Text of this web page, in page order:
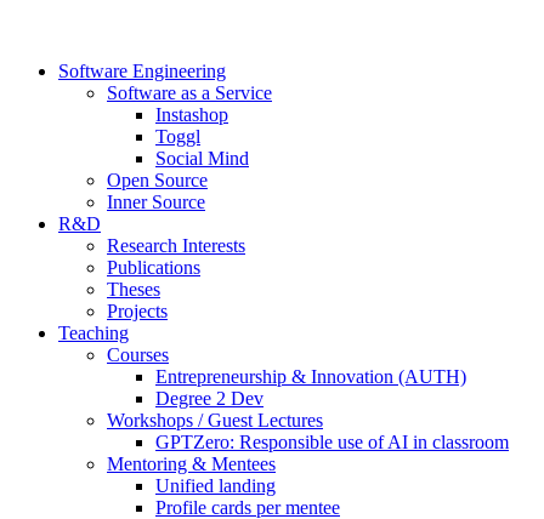
Software Engineering
Software as a Service
Instashop
Toggl
Social Mind
Open Source
Inner Source
R&D
Research Interests
Publications
Theses
Projects
Teaching
Courses
Entrepreneurship & Innovation (AUTH)
Degree 2 Dev
Workshops / Guest Lectures
GPTZero: Responsible use of AI in classroom
Mentoring & Mentees
Unified landing
Profile cards per mentee